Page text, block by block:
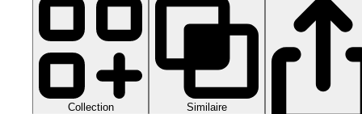
Collection Similaire